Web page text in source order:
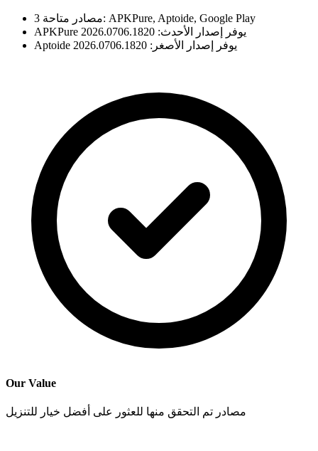
3 مصادر متاحة: APKPure, Aptoide, Google Play
APKPure يوفر إصدار الأحدث: 2026.0706.1820
Aptoide يوفر إصدار الأصغر: 2026.0706.1820
Our Value
مصادر تم التحقق منها للعثور على أفضل خيار للتنزيل